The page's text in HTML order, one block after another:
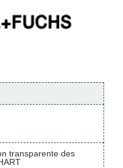
transparente des